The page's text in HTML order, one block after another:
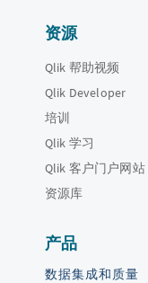
资源
Qlik 帮助视频
Qlik Developer
培训
Qlik 学习
Qlik 客户门户网站
资源库
产品
数据集成和质量